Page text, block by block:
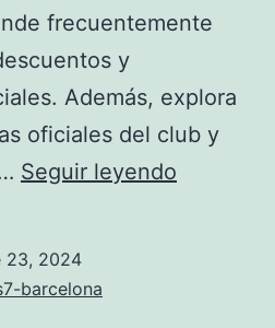
frecuentemente
y
Además, explora
oficiales del club y
Seguir leyendo
23, 2024
barcelona